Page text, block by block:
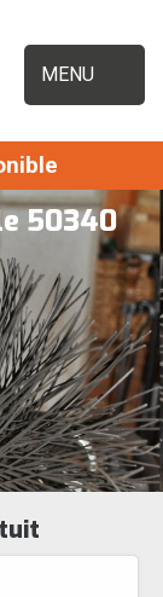
MENU
50340